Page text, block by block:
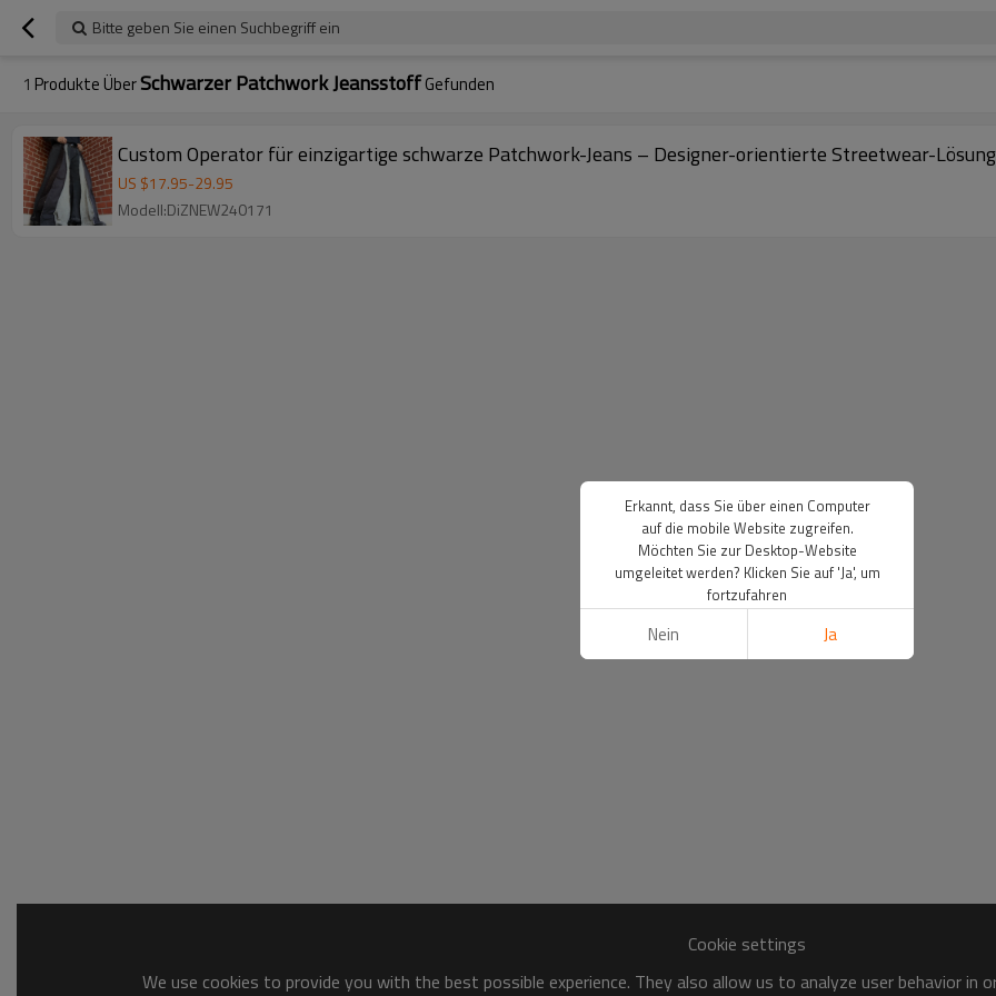
Bitte geben Sie einen Suchbegriff ein
1 Produkte ÜberSchwarzer Patchwork JeansstoffGefunden
Custom Operator für einzigartige schwarze Patchwork-Jeans – Designer-orientierte Streetwear-
US $17.95-29.95
Modell:DiZNEW240171
Cookie settings
We use cookies to provide you with the best possible experience. They also allow us to analyze user behavior
Erkannt, dass Sie über einen Computer
auf die mobile Website zugreifen.
Möchten Sie zur Desktop-Website
umgeleitet werden? Klicken Sie auf 'Ja', um
fortzufahren
Nein Ja